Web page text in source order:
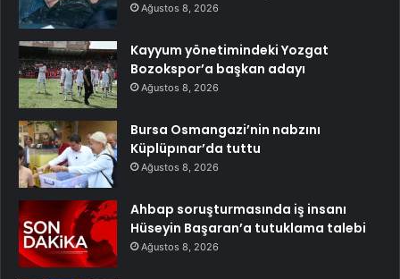
Ağustos 8, 2026
Kayyum yönetimindeki Yozgat
Bozokspor’a başkan adayı
Ağustos 8, 2026
Bursa Osmangazi’nin nabzını
Küplüpınar’da tuttu
Ağustos 8, 2026
Ahbap soruşturmasında iş insanı
Hüseyin Başaran’a tutuklama talebi
Ağustos 8, 2026